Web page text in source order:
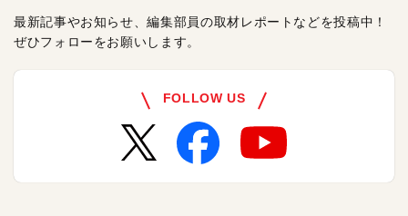
最新記事やお知らせ、編集部員の取材レポートなどを投稿中！
ぜひフォローをお願いします。
FOLLOW US